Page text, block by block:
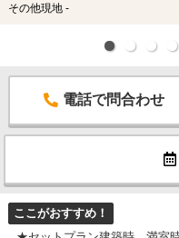
その他現地 -
電話で問合わせ
ここがおすすめ！